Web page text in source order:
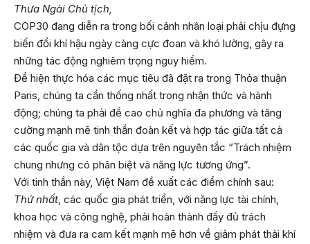
Thưa Ngài Chủ tịch,
COP30 đang diễn ra trong bối cảnh nhân loại phải chịu đựng
biến đổi khí hậu ngày càng cực đoan và khó lường, gây ra
những tác động nghiêm trọng nguy hiểm.
Để hiện thực hóa các mục tiêu đã đặt ra trong Thỏa thuận
Paris, chúng ta cần thống nhất trong nhận thức và hành
động; chúng ta phải đề cao chủ nghĩa đa phương và tăng
cường mạnh mẽ tinh thần đoàn kết và hợp tác giữa tất cả
các quốc gia và dân tộc dựa trên nguyên tắc “Trách nhiệm
chung nhưng có phân biệt và năng lực tương ứng”.
Với tinh thần này, Việt Nam đề xuất các điểm chính sau:
Thứ nhất, các quốc gia phát triển, với năng lực tài chính,
khoa học và công nghệ, phải hoàn thành đầy đủ trách
nhiệm và đưa ra cam kết mạnh mẽ hơn về giảm phát thải khí